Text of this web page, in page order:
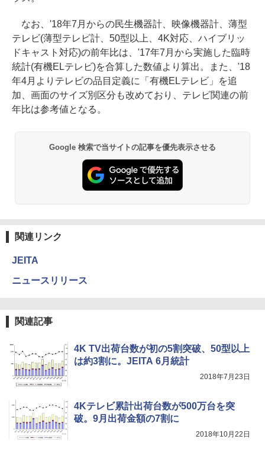
なお、'18年7月からの民生機器計、映像機器計、薄型
テレビ(薄型テレビ計、50型以上、4K対応、ハイブリッ
ドキャスト対応)の前年比は、'17年7月から実施した臨時
統計(有機ELテレビ)を合算した数値より算出。また、'18
年4月よりテレビの品目定義に「有機ELテレビ」を追
加、画面のサイズ別区分も改めており、テレビ関連の前
年比は参考値となる。
Google 検索で当サイトの記事を優先表示させる
関連リンク
JEITA
ニュースリリース
関連記事
4K TV出荷台数が初の5割突破、50型以上
は約3割に。JEITA 6月統計
2018年7月23日
4Kテレビ累計出荷台数が500万台を突
破。9月出荷金額の7割に
2018年10月22日